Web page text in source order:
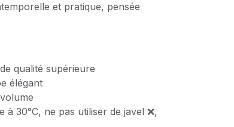
et pratique, pensée
qualité supérieure
élégant
à 30°C, ne pas utiliser de javel ❌,